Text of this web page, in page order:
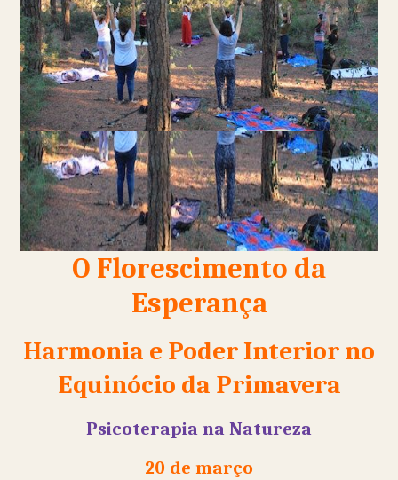
O Florescimento da
Esperança
Harmonia e Poder Interior no
Equinócio da Primavera
Psicoterapia na Natureza
20 de março